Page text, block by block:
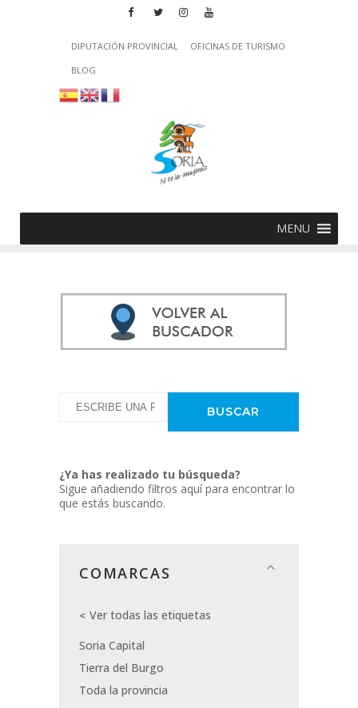
DIPUTACIÓN PROVINCIAL
OFICINAS DE TURISMO
BLOG
MENU
¿Ya has realizado tu búsqueda?
Sigue añadiendo filtros aquí para encontrar lo
que estás buscando.
COMARCAS
Ver todas las etiquetas
Soria Capital
Tierra del Burgo
Toda la provincia